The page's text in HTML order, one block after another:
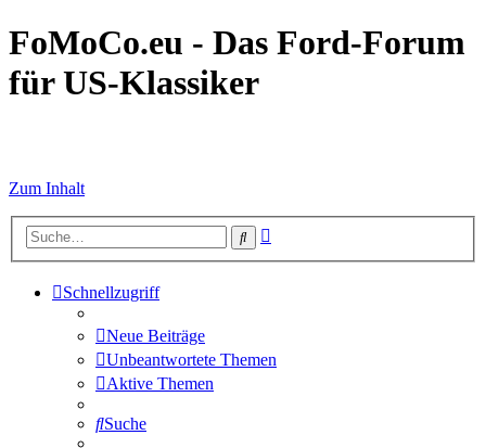
FoMoCo.eu - Das Ford-Forum
für US-Klassiker
Zum Inhalt
Suche
Schnellzugriff
Neue Beiträge
Unbeantwortete Themen
Aktive Themen
Suche